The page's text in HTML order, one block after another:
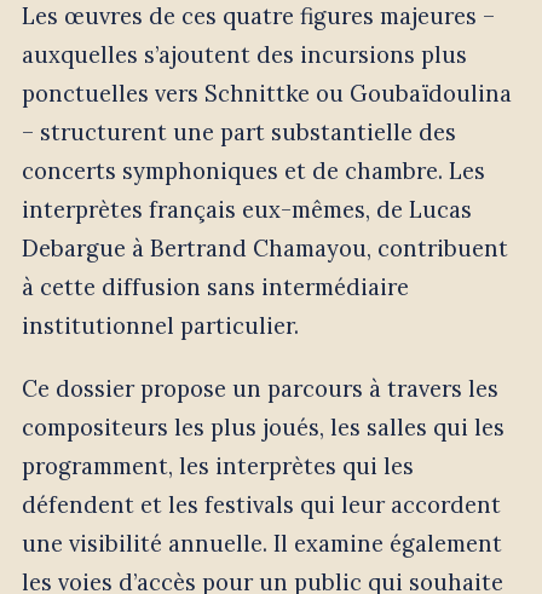
Les œuvres de ces quatre figures majeures –
auxquelles s’ajoutent des incursions plus
ponctuelles vers Schnittke ou Goubaïdoulina
– structurent une part substantielle des
concerts symphoniques et de chambre. Les
interprètes français eux-mêmes, de Lucas
Debargue à Bertrand Chamayou, contribuent
à cette diffusion sans intermédiaire
institutionnel particulier.
Ce dossier propose un parcours à travers les
compositeurs les plus joués, les salles qui les
programment, les interprètes qui les
défendent et les festivals qui leur accordent
une visibilité annuelle. Il examine également
les voies d’accès pour un public qui souhaite